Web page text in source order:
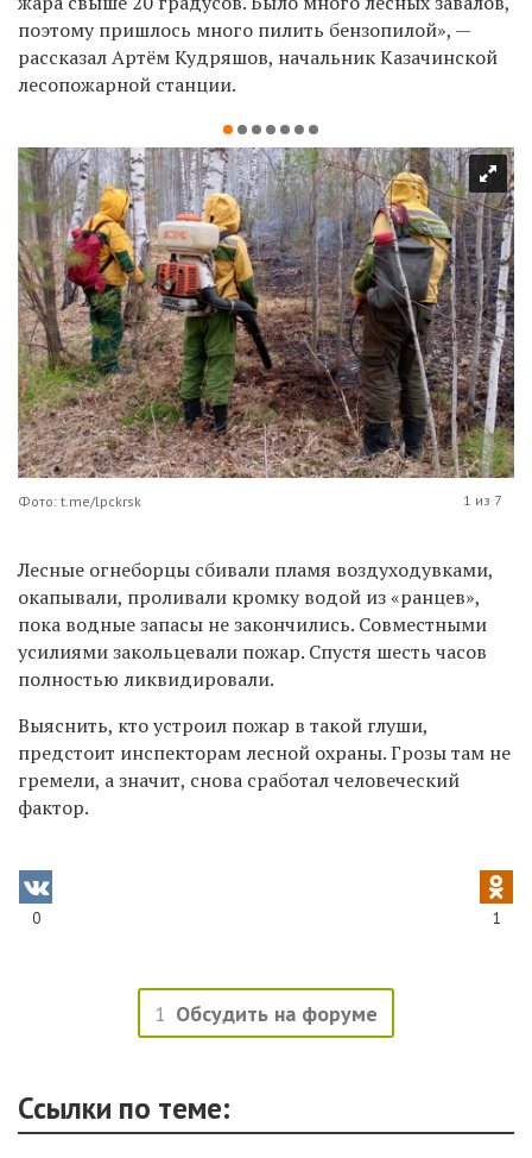
поэтому пришлось много пилить бензопилой», —
рассказал Артём Кудряшов, начальник Казачинской
лесопожарной станции.
Фото: t.me/lpckrsk 1 из 7
Лесные огнеборцы сбивали пламя воздуходувками,
окапывали, проливали кромку водой из «ранцев»,
пока водные запасы не закончились. Совместными
усилиями закольцевали пожар. Спустя шесть часов
полностью ликвидировали.
Выяснить, кто устроил пожар в такой глуши,
предстоит инспекторамлесной охраны. Грозы там не
гремели, а значит, снова сработал человеческий
фактор.
0 1
1 Обсудить на форуме
Ссылки по теме: